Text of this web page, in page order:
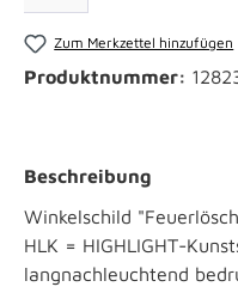
Zum Merkzettel hinzufügen
Produktnummer:
Beschreibung
Winkelschild
HLK = HIGHLIGHT-
langnachleuchtend